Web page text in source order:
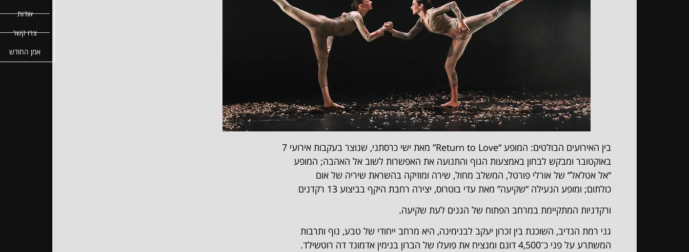
אודות
צרו קשר
אמן החודש
בין האירועים הבולטים: המופע “Return to Love” מאת ישי כרסתני, שנוצר בעקבות אירועי 7
באוקטובר ומבקש לבחון באמצעות הגוף והתנועה את האפשרות לשוב אל האהבה; המופע
“אל אטלאל” של אורלי פורטל, המשלב מחול, שירה ומוזיקה בהשראת שיריה של אום
כולתום; ומופע הנעילה “שקיעה” מאת עדי בוטרוס, יצירה רחבת היקף בביצוע 13 רקדנים
ורקדניות המתקיימת במרחב הפתוח של הגנים לעת שקיעה.
גני רמת הנדיב, השוכנת בין זכרון יעקב לבנימינה, היא מרחב ייחודי של טבע, נוף ותרבות
המשתרע על פני כ־4,500 דונם ומנציח את פועלו של הברון בנימין אדמונד דה רוטשילד.